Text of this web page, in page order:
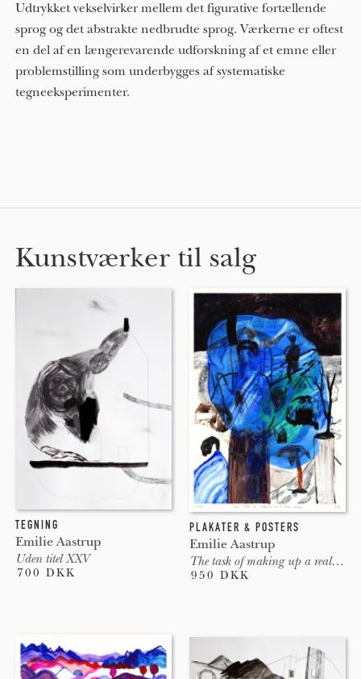
Udtrykket vekselvirker mellem det figurative fortællende
sprog og det abstrakte nedbrudte sprog. Værkerne er oftest
en del af en længerevarende udforskning af et emne eller
problemstilling som underbygges af systematiske
tegneeksperimenter.
Kunstværker til salg
TEGNING
Emilie Aastrup
Uden titel XXV
700 DKK
PLAKATER & POSTERS
Emilie Aastrup
The task of making up a real world
950 DKK